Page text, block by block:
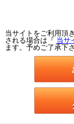
当サイトをご利用頂
される場合は『 当サ
ます。予めご了承下さ